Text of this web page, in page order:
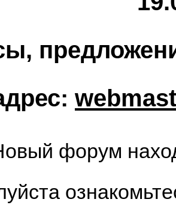
форум